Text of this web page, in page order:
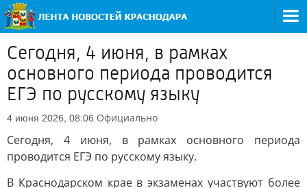
Сегодня, 4 июня, в рамках
основного периода проводится
ЕГЭ по русскому языку
4 июня 2026, 08:06 Официально
Сегодня, 4 июня, в рамках основного периода
проводится ЕГЭ по русскому языку.
В Краснодарском крае в экзаменах участвуют более